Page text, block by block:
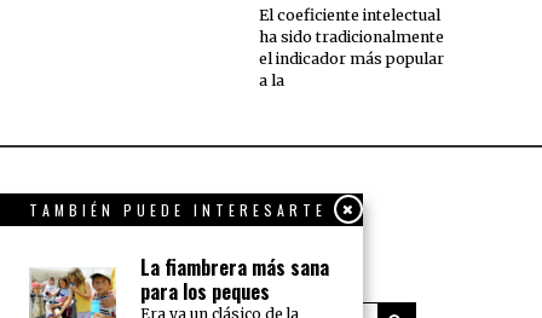
El coeficiente intelectual
ha sido tradicionalmente
el indicador más popular
a la
TAMBIÉN PUEDE INTERESARTE
La fiambrera más sana
para los peques
Era ya un clásico de la